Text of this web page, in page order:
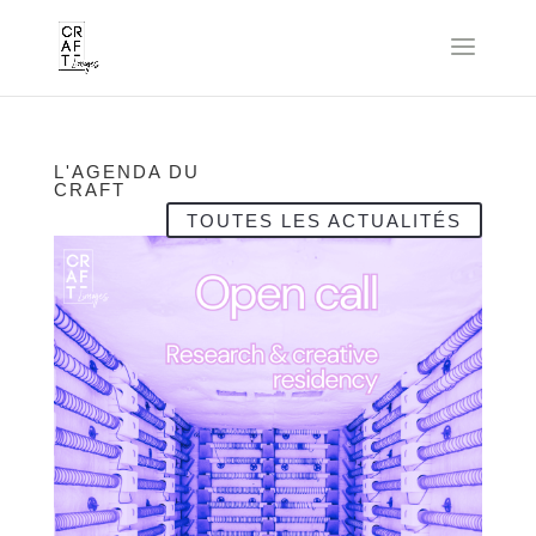
L'AGENDA DU
CRAFT
TOUTES LES ACTUALITÉS